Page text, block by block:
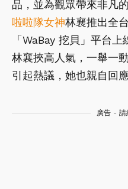
品，並為觀眾帶來非凡
啦啦隊女神林襄推出全
「WaBay 挖貝」平台
林襄挾高人氣，一舉一
引起熱議，她也親自回
廣告 - 請